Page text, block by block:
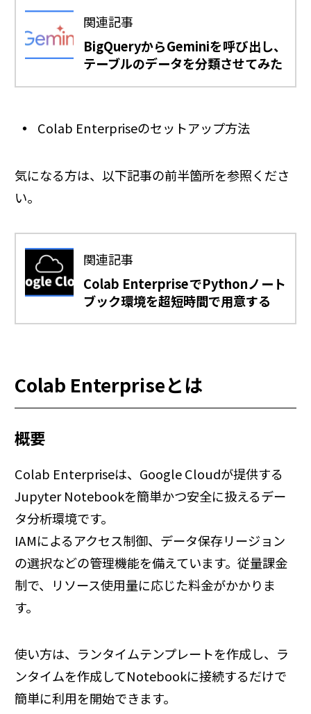
関連記事
BigQueryからGeminiを呼び出し、
テーブルのデータを分類させてみた
Colab Enterpriseのセットアップ方法
気になる方は、以下記事の前半箇所を参照くださ
い。
関連記事
Colab EnterpriseでPythonノート
ブック環境を超短時間で用意する
Colab Enterpriseとは
概要
Colab Enterpriseは、Google Cloudが提供する
Jupyter Notebookを簡単かつ安全に扱えるデー
タ分析環境です。
IAMによるアクセス制御、データ保存リージョン
の選択などの管理機能を備えています。従量課金
制で、リソース使用量に応じた料金がかかりま
す。
使い方は、ランタイムテンプレートを作成し、ラ
ンタイムを作成してNotebookに接続するだけで
簡単に利用を開始できます。